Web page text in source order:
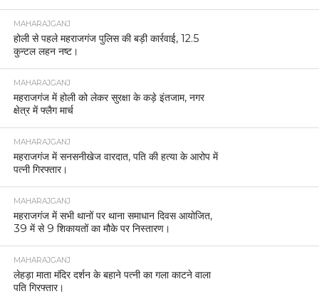
MAHARAJGANJ
होली से पहले महराजगंज पुलिस की बड़ी कार्रवाई, 12.5
कुन्टल लहन नष्ट।
MAHARAJGANJ
महराजगंज में होली को लेकर सुरक्षा के कड़े इंतजाम, नगर
क्षेत्र में फ्लैग मार्च
MAHARAJGANJ
महराजगंज में सनसनीखेज वारदात, पति की हत्या के आरोप में
पत्नी गिरफ्तार।
MAHARAJGANJ
महराजगंज में सभी थानों पर थाना समाधान दिवस आयोजित,
39 में से 9 शिकायतों का मौके पर निस्तारण।
MAHARAJGANJ
लेहड़ा माता मंदिर दर्शन के बहाने पत्नी का गला काटने वाला
पति गिरफ्तार।